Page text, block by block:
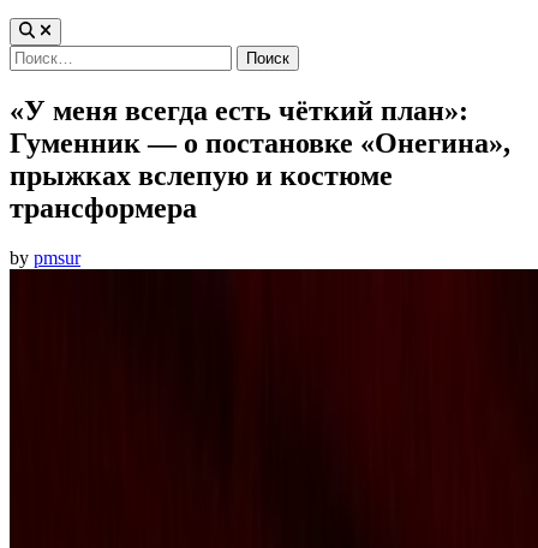
Найти:
«У меня всегда есть чёткий план»:
Гуменник — о постановке «Онегина»,
прыжках вслепую и костюме
трансформера
by pmsur